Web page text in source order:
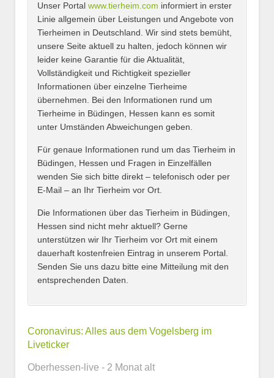
Name*
E-Mail*
Name des Tierheims*
Kontaktmöglichkeiten
E-Mail-Adresse
Unser Portal www.tierheim.com informiert in erster
Linie allgemein über Leistungen und Angebote von
Tierheimen in Deutschland. Wir sind stets bemüht,
unsere Seite aktuell zu halten, jedoch können wir
leider keine Garantie für die Aktualität,
Vollständigkeit und Richtigkeit spezieller
Informationen über einzelne Tierheime
übernehmen. Bei den Informationen rund um
Tierheime in Büdingen, Hessen kann es somit
unter Umständen Abweichungen geben.
Für genaue Informationen rund um das Tierheim in
Büdingen, Hessen und Fragen in Einzelfällen
wenden Sie sich bitte direkt – telefonisch oder per
E-Mail – an Ihr Tierheim vor Ort.
Die Informationen über das Tierheim in Büdingen,
Hessen sind nicht mehr aktuell? Gerne
unterstützen wir Ihr Tierheim vor Ort mit einem
dauerhaft kostenfreien Eintrag in unserem Portal.
Senden Sie uns dazu bitte eine Mitteilung mit den
entsprechenden Daten.
Coronavirus: Alles aus dem Vogelsberg im
Liveticker
Oberhessen-live - 2 Monat alt